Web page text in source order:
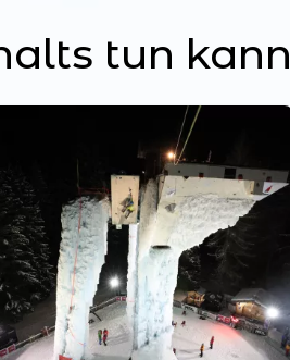
tun kann